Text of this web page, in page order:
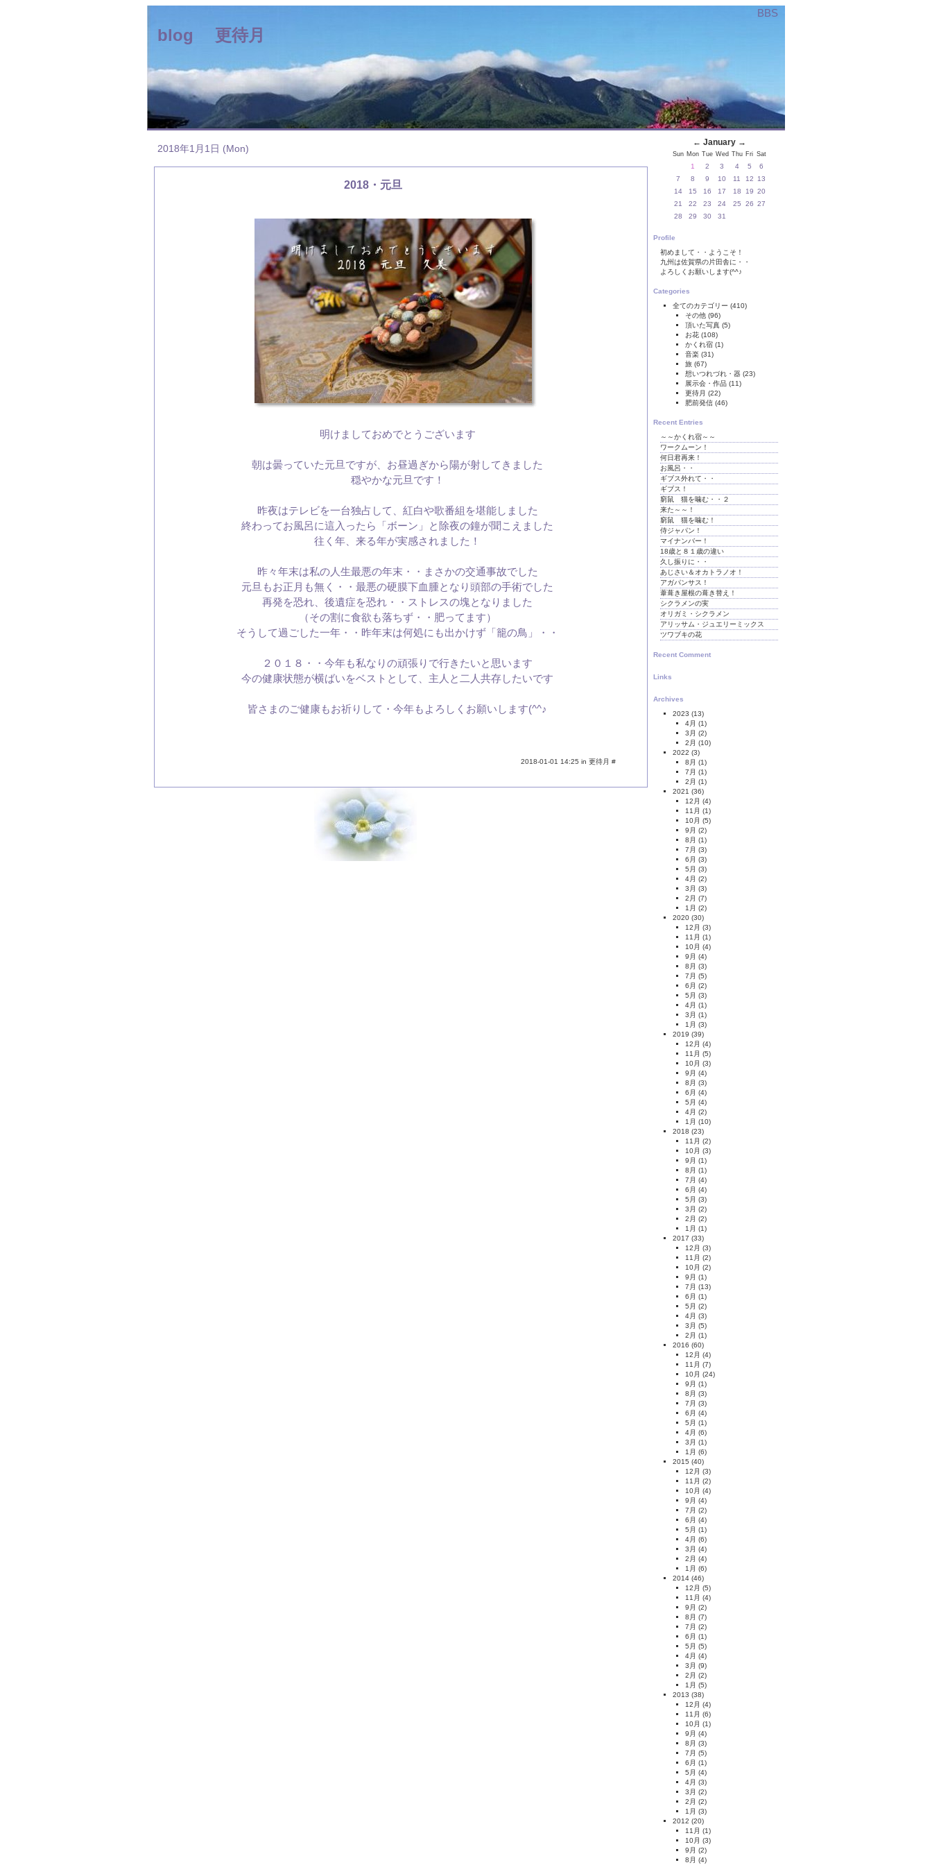
BBS
blog 更待月
2018年1月1日 (Mon)
2018・元旦
明けましておめでとうございます
朝は曇っていた元旦ですが、お昼過ぎから陽が射してきました
穏やかな元旦です！
昨夜はテレビを一台独占して、紅白や歌番組を堪能しました
終わってお風呂に這入ったら「ボーン」と除夜の鐘が聞こえました
往く年、来る年が実感されました！
昨々年末は私の人生最悪の年末・・まさかの交通事故でした
元旦もお正月も無く・・最悪の硬膜下血腫となり頭部の手術でした
再発を恐れ、後遺症を恐れ・・ストレスの塊となりました
（その割に食欲も落ちず・・肥ってます）
そうして過ごした一年・・昨年末は何処にも出かけず「籠の鳥」・・
２０１８・・今年も私なりの頑張りで行きたいと思います
今の健康状態が横ばいをベストとして、主人と二人共存したいです
皆さまのご健康もお祈りして・今年もよろしくお願いします(^^♪
2018-01-01 14:25 in 更待月 #
← January →
Sun Mon Tue Wed Thu Fri Sat
1 2 3 4 5
6
7
8 9 10 11 12
13
14
15 16 17 18 19 20
21
22 23 24 25 26 27
28
29 30 31
Profile
初めまして・・ようこそ！
九州は佐賀県の片田舎に・・
よろしくお願いします(^^♪
Categories
全てのカテゴリー (410)
その他 (96)
頂いた写真 (5)
お花 (108)
かくれ宿 (1)
音楽 (31)
旅 (67)
想いつれづれ・器 (23)
展示会・作品 (11)
更待月 (22)
肥前発信 (46)
Recent Entries
～～かくれ宿～～
ワークムーン！
何日君再来！
お風呂・・
ギブス外れて・・
ギブス！
窮鼠 猫を噛む・・２
来た～～！
窮鼠 猫を噛む！
侍ジャパン！
マイナンバー！
18歳と８１歳の違い
久し振りに・・
あじさい＆オカトラノオ！
アガパンサス！
葦葺き屋根の葺き替え！
シクラメンの実
オリガミ・シクラメン
アリッサム・ジュエリーミックス
ツワブキの花
Recent Comment
Links
Archives
2023 (13)
4月 (1)
3月 (2)
2月 (10)
2022 (3)
8月 (1)
7月 (1)
2月 (1)
2021 (36)
12月 (4)
11月 (1)
10月 (5)
9月 (2)
8月 (1)
7月 (3)
6月 (3)
5月 (3)
4月 (2)
3月 (3)
2月 (7)
1月 (2)
2020 (30)
12月 (3)
11月 (1)
10月 (4)
9月 (4)
8月 (3)
7月 (5)
6月 (2)
5月 (3)
4月 (1)
3月 (1)
1月 (3)
2019 (39)
12月 (4)
11月 (5)
10月 (3)
9月 (4)
8月 (3)
6月 (4)
5月 (4)
4月 (2)
1月 (10)
2018 (23)
11月 (2)
10月 (3)
9月 (1)
8月 (1)
7月 (4)
6月 (4)
5月 (3)
3月 (2)
2月 (2)
1月 (1)
2017 (33)
12月 (3)
11月 (2)
10月 (2)
9月 (1)
7月 (13)
6月 (1)
5月 (2)
4月 (3)
3月 (5)
2月 (1)
2016 (60)
12月 (4)
11月 (7)
10月 (24)
9月 (1)
8月 (3)
7月 (3)
6月 (4)
5月 (1)
4月 (6)
3月 (1)
1月 (6)
2015 (40)
12月 (3)
11月 (2)
10月 (4)
9月 (4)
7月 (2)
6月 (4)
5月 (1)
4月 (6)
3月 (4)
2月 (4)
1月 (6)
2014 (46)
12月 (5)
11月 (4)
9月 (2)
8月 (7)
7月 (2)
6月 (1)
5月 (5)
4月 (4)
3月 (9)
2月 (2)
1月 (5)
2013 (38)
12月 (4)
11月 (6)
10月 (1)
9月 (4)
8月 (3)
7月 (5)
6月 (1)
5月 (4)
4月 (3)
3月 (2)
2月 (2)
1月 (3)
2012 (20)
11月 (1)
10月 (3)
9月 (2)
8月 (4)